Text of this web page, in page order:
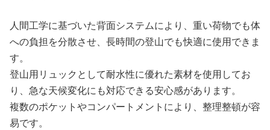
人間工学に基づいた背面システムにより、重い荷物でも体
への負担を分散させ、長時間の登山でも快適に使用できま
す。
登山用リュックとして耐水性に優れた素材を使用してお
り、急な天候変化にも対応できる安心感があります。
複数のポケットやコンパートメントにより、整理整頓が容
易です。